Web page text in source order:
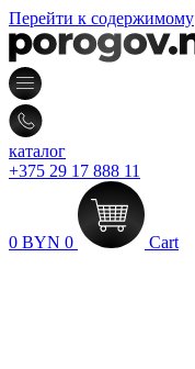
Перейти к содержимому
каталог
+375 29 17 888 11
0 BYN 0 Cart